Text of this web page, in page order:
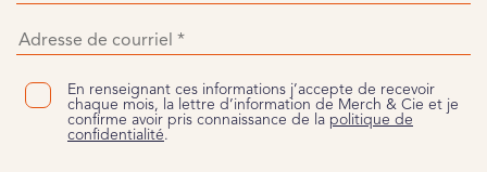
En renseignant ces informations j’accepte de recevoir
chaque mois, la lettre d’information de Merch & Cie et je
confirme avoir pris connaissance de la politique de
confidentialité.